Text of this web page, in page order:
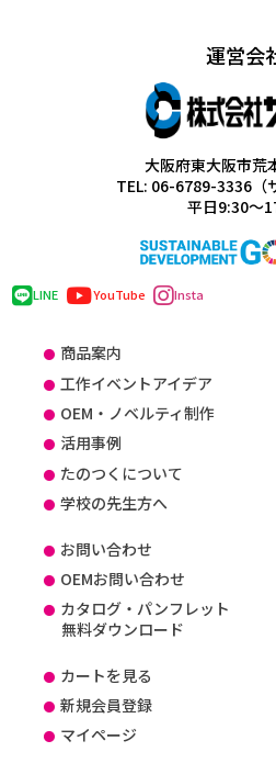
運営会
大阪府東大阪市荒
TEL: 06-6789-3336（
平日9:30～
LINE YouTube Insta
商品案内
工作イベントアイデア
OEM・ノベルティ制作
活用事例
たのつくについて
学校の先生方へ
お問い合わせ
OEMお問い合わせ
カタログ・パンフレット
無料ダウンロード
カートを見る
新規会員登録
マイページ